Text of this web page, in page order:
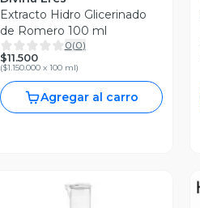
Extracto Hidro Glicerinado
de Romero 100 ml
0(0)
$11.500
($1.150.000 x 100 ml)
Agregar al carro